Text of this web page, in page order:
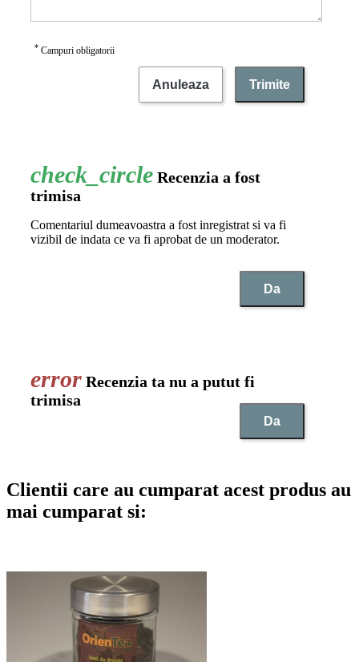
* Campuri obligatorii
Anuleaza Trimite
Recenzia a fost
trimisa
Comentariul dumeavoastra a fost inregistrat si va fi
vizibil de indata ce va fi aprobat de un moderator.
Da
Recenzia ta nu a putut fi
trimisa
Da
Clientii care au cumparat acest produs au
mai cumparat si: